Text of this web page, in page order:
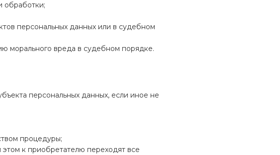
обработки;
персональных данных или в судебном
морального вреда в судебном порядке.
персональных данных, если иное не
процедуры;
к приобретателю переходят все